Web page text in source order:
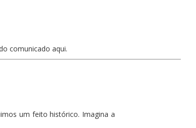
comunicado aqui.
um feito histórico. Imagina a